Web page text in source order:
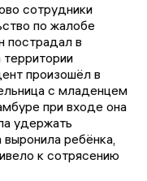
сотрудники
по жалобе
пострадал в
территории
произошёл в
с младенцем
при входе она
удержать
ребёнка,
к сотрясению